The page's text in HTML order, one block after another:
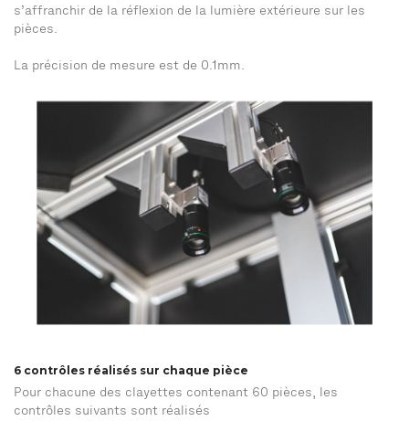
s’affranchir de la réflexion de la lumière extérieure sur les
pièces.
La précision de mesure est de 0.1mm.
6 contrôles réalisés sur chaque pièce
Pour chacune des clayettes contenant 60 pièces, les
contrôles suivants sont réalisés